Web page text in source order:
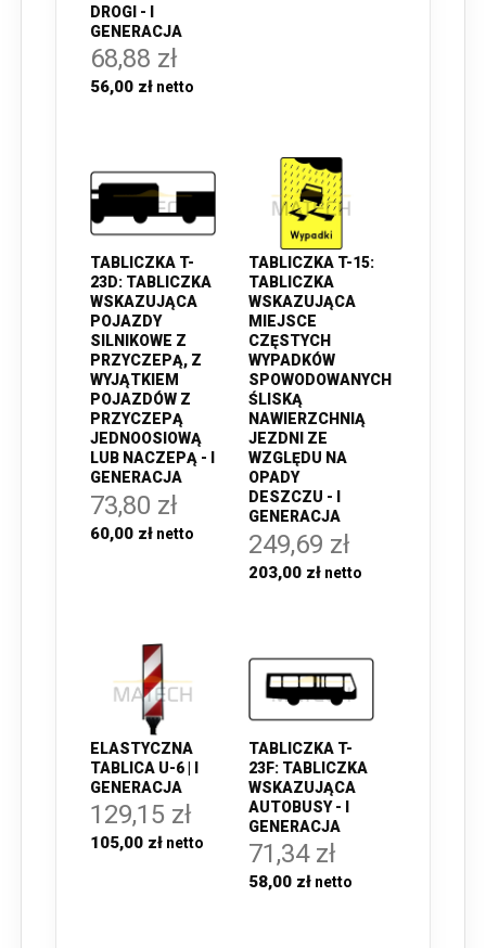
DROGI - I
GENERACJA
68,88 zł
56,00 zł
TABLICZKA T-
23D: TABLICZKA
WSKAZUJĄCA
POJAZDY
SILNIKOWE Z
PRZYCZEPĄ, Z
WYJĄTKIEM
POJAZDÓW Z
PRZYCZEPĄ
JEDNOOSIOWĄ
LUB NACZEPĄ - I
GENERACJA
73,80 zł
60,00 zł
TABLICZKA T-15:
TABLICZKA
WSKAZUJĄCA
MIEJSCE
CZĘSTYCH
WYPADKÓW
SPOWODOWANYCH
ŚLISKĄ
NAWIERZCHNIĄ
JEZDNI ZE
WZGLĘDU NA
OPADY
DESZCZU - I
GENERACJA
249,69 zł
203,00 zł
ELASTYCZNA
TABLICA U-6 | I
GENERACJA
129,15 zł
105,00 zł
TABLICZKA T-
23F: TABLICZKA
WSKAZUJĄCA
AUTOBUSY - I
GENERACJA
71,34 zł
58,00 zł